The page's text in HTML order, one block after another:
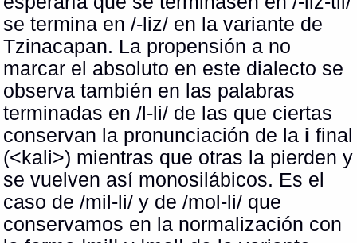
se termina en /-liz/ en la variante de
Tzinacapan. La propensión a no
marcar el absoluto en este dialecto se
observa también en las palabras
terminadas en /l-li/ de las que ciertas
conservan la pronunciación de la i final
(<kali>) mientras que otras la pierden y
se vuelven así monosilábicos. Es el
caso de /mil-li/ y de /mol-li/ que
conservamos en la normalización con